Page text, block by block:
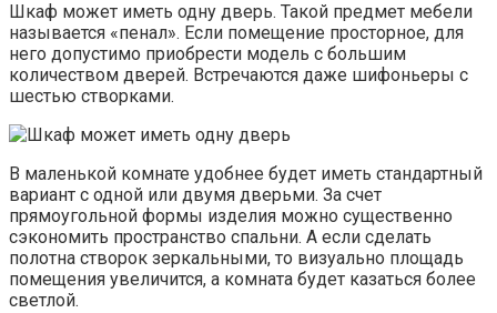
Шкаф может иметь одну дверь. Такой предмет мебели
называется «пенал». Если помещение просторное, для
него допустимо приобрести модель с большим
количеством дверей. Встречаются даже шифоньеры с
шестью створками.
В маленькой комнате удобнее будет иметь стандартный
вариант с одной или двумя дверьми. За счет
прямоугольной формы изделия можно существенно
сэкономить пространство спальни. А если сделать
полотна створок зеркальными, то визуально площадь
помещения увеличится, а комната будет казаться более
светлой.